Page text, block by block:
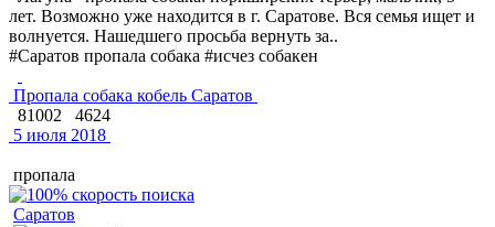
лет. Возможно уже находится в г. Саратове. Вся семья ищет и
волнуется. Нашедшего просьба вернуть за..
#Саратов пропала собака #исчез собакен
Пропала собака кобель Саратов
81002
4624
5 июля 2018
пропала
Саратов